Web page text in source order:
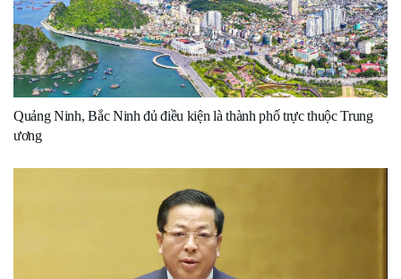
Quảng Ninh, Bắc Ninh đủ điều kiện là thành phố trực thuộc Trung
ương